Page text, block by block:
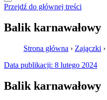
Przejdź do głównej treści
Balik karnawałowy
Strona główna › Zajączki ›
Data publikacji: 8 lutego 2024
Balik karnawałowy